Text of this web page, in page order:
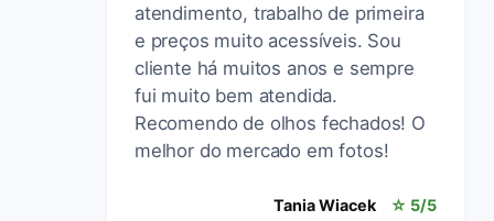
atendimento, trabalho de primeira
e preços muito acessíveis. Sou
cliente há muitos anos e sempre
fui muito bem atendida.
Recomendo de olhos fechados! O
melhor do mercado em fotos!
Tania Wiacek ☆ 5/5